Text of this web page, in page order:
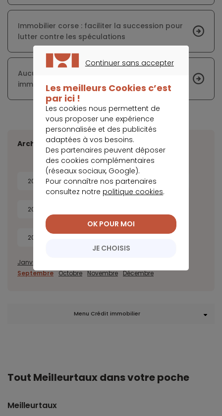
Immobilier corse : faciliter la succession pour
lutter contre les spéculations
Aucun changement notable pour les taux
immobiliers en août
Archives
2026 2025 2024
2022
2018
Janvier
Septembre Octobre Novembre Décembre
Menu Crédit immobilier
Tout Meilleurtaux dans votre poche
Meilleurtaux
Continuer sans accepter
Les meilleurs Cookies c’est
par ici !
Les cookies nous permettent de
vous proposer une expérience
personnalisée et des publicités
adaptées à vos besoins.
Des partenaires peuvent déposer
des cookies complémentaires
(réseaux sociaux, Google).
Pour connaître nos partenaires
consultez notre politique cookies.
JE CHOISIS
OK POUR MOI